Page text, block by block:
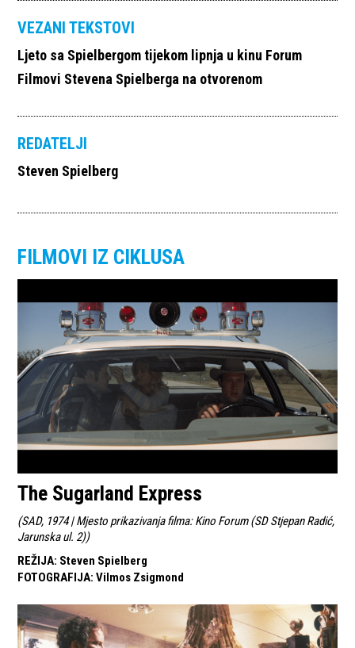
VEZANI TEKSTOVI
Ljeto sa Spielbergom tijekom lipnja u kinu Forum
Filmovi Stevena Spielberga na otvorenom
REDATELJI
Steven Spielberg
FILMOVI IZ CIKLUSA
The Sugarland Express
(SAD, 1974 | Mjesto prikazivanja filma: Kino Forum (SD Stjepan Radić,
Jarunska ul. 2))
REŽIJA: Steven Spielberg
FOTOGRAFIJA: Vilmos Zsigmond